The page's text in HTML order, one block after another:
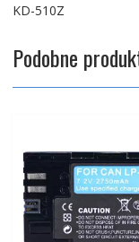
KD-510Z
Podobne